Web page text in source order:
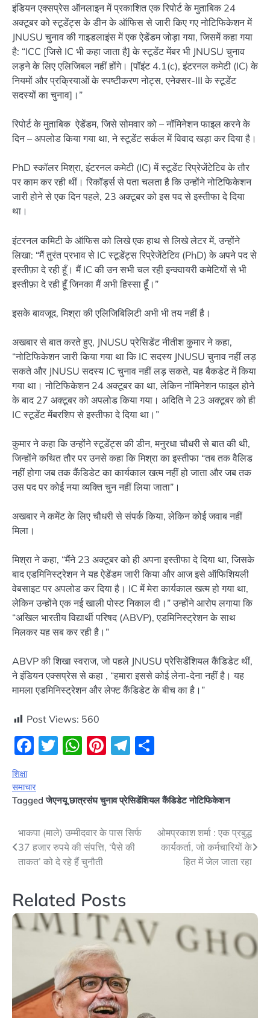
इंडियन एक्सप्रेस ऑनलाइन में प्रकाशित एक रिपोर्ट के मुताबिक 24
अक्टूबर को स्टूडेंट्स के डीन के ऑफिस से जारी किए गए नोटिफिकेशन में
JNUSU चुनाव की गाइडलाइंस में एक ऐडेंडम जोड़ा गया, जिसमें कहा गया
है: “ICC [जिसे IC भी कहा जाता है] के स्टूडेंट मेंबर भी JNUSU चुनाव
लड़ने के लिए एलिजिबल नहीं होंगे। [पॉइंट 4.1(c), इंटरनल कमेटी (IC) के
नियमों और प्रक्रियाओं के स्पष्टीकरण नोट्स, एनेक्सर-III के स्टूडेंट
सदस्यों का चुनाव]।”
रिपोर्ट के मुताबिक ऐडेंडम, जिसे सोमवार को – नॉमिनेशन फाइल करने के
दिन – अपलोड किया गया था, ने स्टूडेंट सर्कल में विवाद खड़ा कर दिया है।
PhD स्कॉलर मिश्रा, इंटरनल कमेटी (IC) में स्टूडेंट रिप्रेजेंटेटिव के तौर
पर काम कर रही थीं। रिकॉर्ड्स से पता चलता है कि उन्होंने नोटिफिकेशन
जारी होने से एक दिन पहले, 23 अक्टूबर को इस पद से इस्तीफा दे दिया
था।
इंटरनल कमिटी के ऑफिस को लिखे एक हाथ से लिखे लेटर में, उन्होंने
लिखा: “मैं तुरंत प्रभाव से IC स्टूडेंट्स रिप्रेजेंटेटिव (PhD) के अपने पद से
इस्तीफ़ा दे रही हूँ। मैं IC की उन सभी चल रही इन्क्वायरी कमेटियों से भी
इस्तीफ़ा दे रही हूँ जिनका मैं अभी हिस्सा हूँ।”
इसके बावजूद, मिश्रा की एलिजिबिलिटी अभी भी तय नहीं है।
अखबार से बात करते हुए, JNUSU प्रेसिडेंट नीतीश कुमार ने कहा,
“नोटिफिकेशन जारी किया गया था कि IC सदस्य JNUSU चुनाव नहीं लड़
सकते और JNUSU सदस्य IC चुनाव नहीं लड़ सकते, यह बैकडेट में किया
गया था। नोटिफिकेशन 24 अक्टूबर का था, लेकिन नॉमिनेशन फाइल होने
के बाद 27 अक्टूबर को अपलोड किया गया। अदिति ने 23 अक्टूबर को ही
IC स्टूडेंट मेंबरशिप से इस्तीफा दे दिया था।”
कुमार ने कहा कि उन्होंने स्टूडेंट्स की डीन, मनुरधा चौधरी से बात की थी,
जिन्होंने कथित तौर पर उनसे कहा कि मिश्रा का इस्तीफा “तब तक वैलिड
नहीं होगा जब तक कैंडिडेट का कार्यकाल खत्म नहीं हो जाता और जब तक
उस पद पर कोई नया व्यक्ति चुन नहीं लिया जाता”।
अखबार ने कमेंट के लिए चौधरी से संपर्क किया, लेकिन कोई जवाब नहीं
मिला।
मिश्रा ने कहा, “मैंने 23 अक्टूबर को ही अपना इस्तीफा दे दिया था, जिसके
बाद एडमिनिस्ट्रेशन ने यह ऐडेंडम जारी किया और आज इसे ऑफिशियली
वेबसाइट पर अपलोड कर दिया है। IC में मेरा कार्यकाल खत्म हो गया था,
लेकिन उन्होंने एक नई खाली पोस्ट निकाल दी।” उन्होंने आरोप लगाया कि
“अखिल भारतीय विद्यार्थी परिषद (ABVP), एडमिनिस्ट्रेशन के साथ
मिलकर यह सब कर रही है।”
ABVP की शिखा स्वराज, जो पहले JNUSU प्रेसिडेंशियल कैंडिडेट थीं,
ने इंडियन एक्सप्रेस से कहा , “हमारा इससे कोई लेना-देना नहीं है। यह
मामला एडमिनिस्ट्रेशन और लेफ्ट कैंडिडेट के बीच का है।”
Post Views: 560
Facebook
Twitter
WhatsApp
Pinterest
Telegram
शिक्षा
समाचार
Taggedजेएनयू छात्रसंघ चुनाव प्रेसिडेंशियल कैंडिडेट नोटिफिकेशन
Post
navigation
भाकपा (माले) उम्मीदवार के पास सिर्फ
37 हजार रुपये की संपत्ति, ‘पैसे की
ताकत’ को दे रहे हैं चुनौती
ओमप्रकाश शर्मा : एक प्रबुद्ध
कार्यकर्ता, जो कर्मचारियों के
हित में जेल जाता रहा
Related Posts